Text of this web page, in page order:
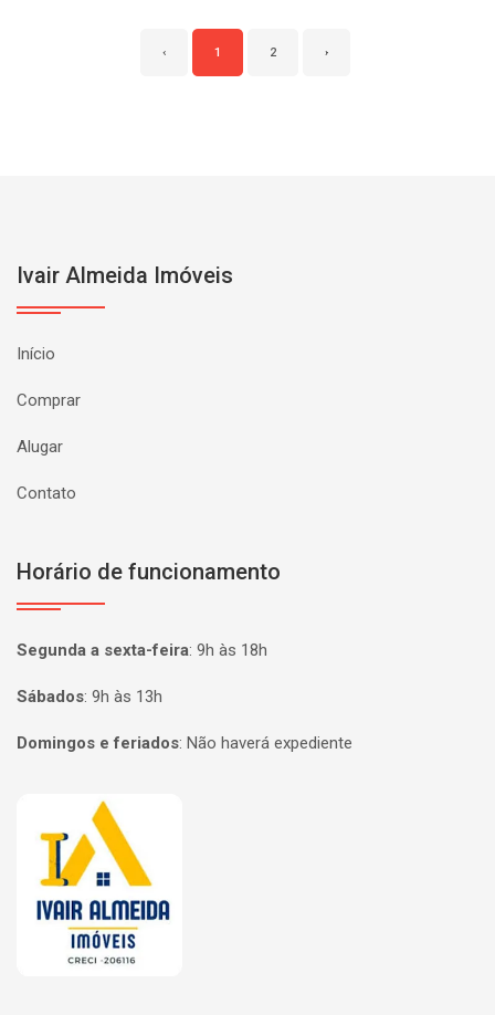
‹ 1 2 ›
Ivair Almeida Imóveis
Início
Comprar
Alugar
Contato
Horário de funcionamento
Segunda a sexta-feira: 9h às 18h
Sábados: 9h às 13h
Domingos e feriados: Não haverá expediente
Página inicial